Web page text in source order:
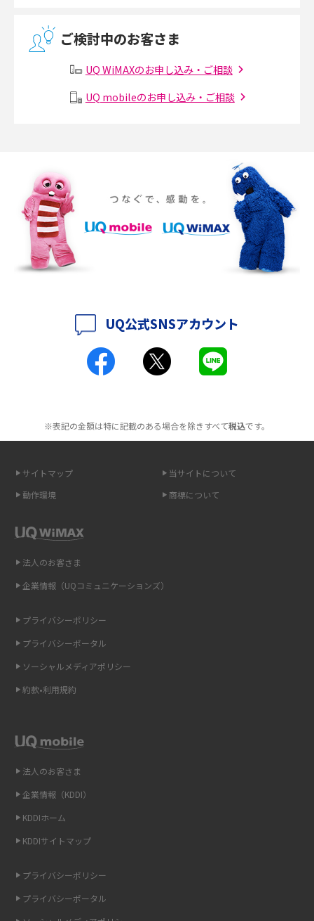
無線LANとは？メリット・デメリットや接続方法を解説
メッシュWi-Fiとは？仕組みやメリット・デメリット、中継機との違いを解
ポケット型Wi-Fiをレンタルするメリットとは？選び方や向いている方の特
徴も紹介
持ち運びできるポケット型Wi-Fiのおススメの選び方は？メリット・デメリ
ットも紹介
ポケット型Wi-Fiとは？通信の仕組みやメリット・デメリットを解説
工事不要！置くだけWi-Fiの特徴は？メリット・デメリットや選び方を解説
介
ポケット型Wi-Fi（モバイルWi-Fi）とは？おススメする方の特徴や選び方を
点も解説
ギガバイト（GB）とは？1GBの目安やギガが足りない時の対処法を紹介
Wi-Fi 6とは？Wi-Fi 5との違いやメリットと注意点、規格の種類も解説
光ファイバーとは？仕組みやメリット・デメリットを初心者向けにわかり
やすく解説
ストリーミング再生とは？ダウンロードとの違いやメリット・デメリット
ご検討中のお客さま
UQ WiMAXのお申し込み・ご相談
UQ mobileのお申し込み・ご相談
UQ公式SNSアカウント
※表記の金額は特に記載のある場合を除きすべて税込です。
サイトマップ
当サイトについて
動作環境
商標について
法人のお客さま
企業情報（KDDI）
KDDIホーム
KDDIサイトマップ
プライバシーポリシー
プライバシーポータル
法人のお客さま
企業情報（UQコミュニケーションズ）
プライバシーポリシー
プライバシーポータル
ソーシャルメディアポリシー
約款•利用規約